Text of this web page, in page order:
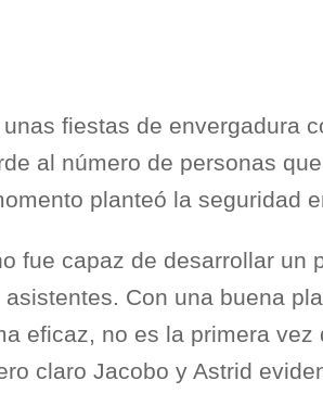
fiestas de envergadura
al número de personas
planteó la seguridad
fue capaz de desarrollar un
Con una buena
eficaz, no es la primera vez
claro Jacobo y Astrid